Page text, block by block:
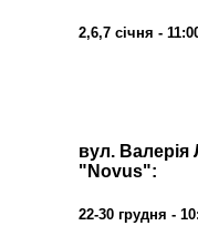
2,6,7 січня -
вул. Валерія
"Novus":
22-30 грудня -